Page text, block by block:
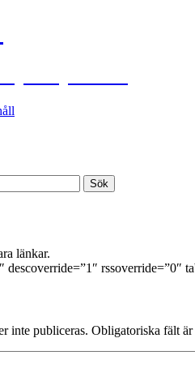
länkar.
descoverride=”1″ rssoverride=”0″
inte publiceras. Obligatoriska fält är